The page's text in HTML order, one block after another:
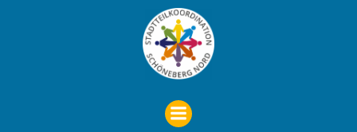
Zum
Inhalt
springen